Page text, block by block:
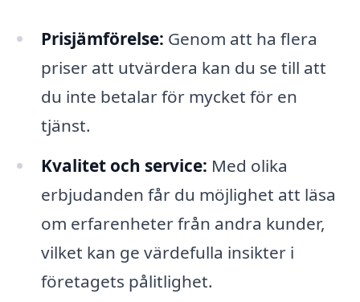
Prisjämförelse: Genom att ha flera
priser att utvärdera kan du se till att
du inte betalar för mycket för en
tjänst.
Kvalitet och service: Med olika
erbjudanden får du möjlighet att läsa
om erfarenheter från andra kunder,
vilket kan ge värdefulla insikter i
företagets pålitlighet.